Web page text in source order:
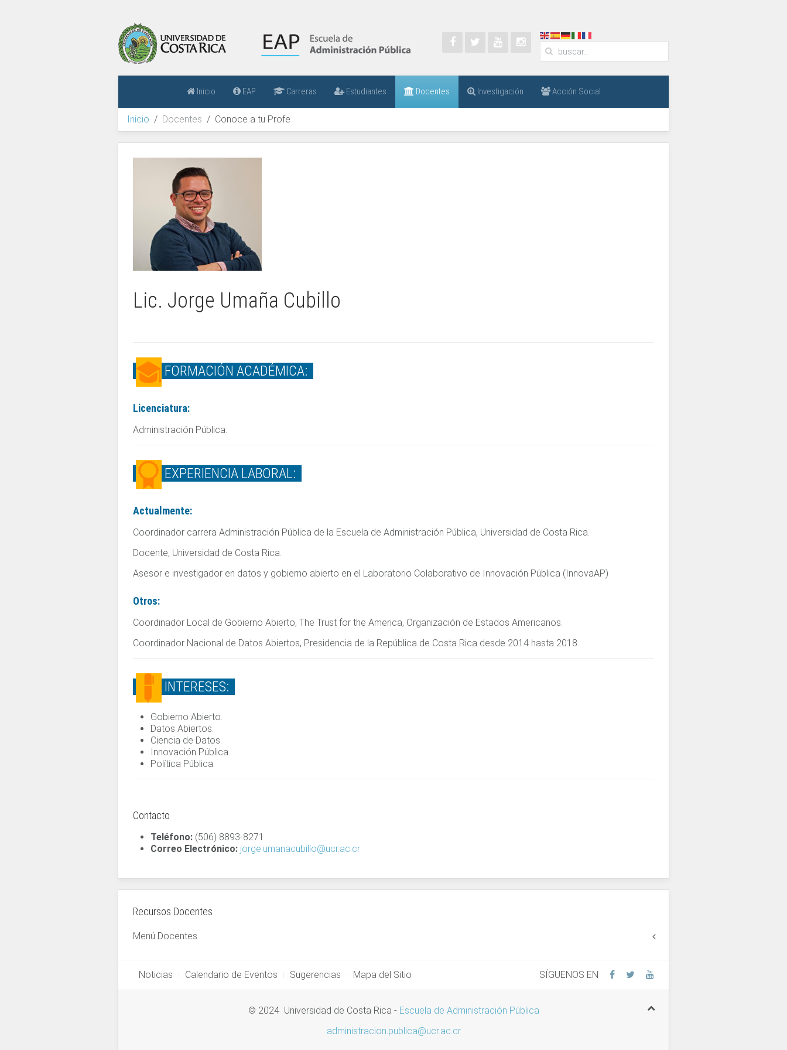
Inicio EAP Carreras Estudiantes Docentes Investigación Acción Social
Inicio Docentes Conoce a tu Profe
Lic. Jorge Umaña Cubillo
FORMACIÓN ACADÉMICA:
Licenciatura:
Administración Pública.
EXPERIENCIA LABORAL:
Actualmente:
Coordinador carrera Administración Pública de la Escuela de Administración Pública, Universidad de Costa Rica.
Docente, Universidad de Costa Rica.
Asesor e investigador en datos y gobierno abierto en el Laboratorio Colaborativo de Innovación Pública (InnovaAP)
Otros:
Coordinador Local de Gobierno Abierto, The Trust for the America, Organización de Estados Americanos.
Coordinador Nacional de Datos Abiertos, Presidencia de la República de Costa Rica desde 2014 hasta 2018.
INTERESES:
Gobierno Abierto.
Datos Abiertos.
Ciencia de Datos.
Innovación Pública.
Política Pública.
Contacto
Teléfono: (506) 8893-8271
Correo Electrónico: jorge.umanacubillo@ucr.ac.cr
Recursos Docentes
Menú Docentes
Noticias Calendario de Eventos Sugerencias Mapa del Sitio SÍGUENOS EN
© 2024 Universidad de Costa Rica - Escuela de Administración Pública
administracion.publica@ucr.ac.cr